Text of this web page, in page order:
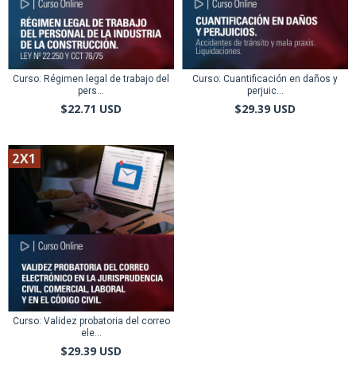
Curso: Régimen legal de trabajo del
pers...
$22.71 USD
Curso: Cuantificación en daños y
perjuic...
$29.39 USD
2X1
Curso: Validez probatoria del correo
ele...
$29.39 USD